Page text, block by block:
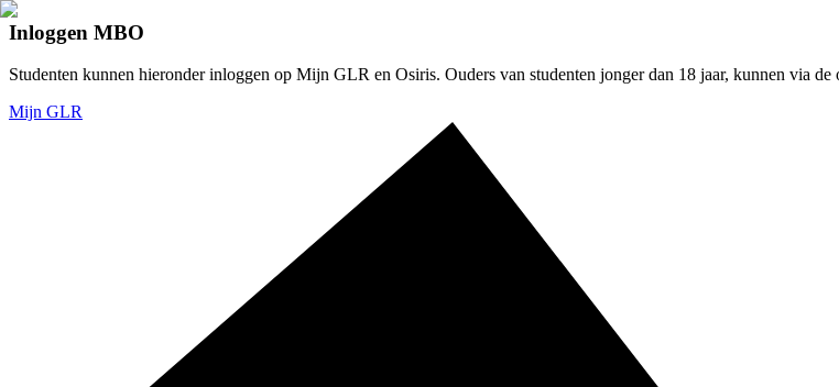
Inloggen MBO
Studenten kunnen hieronder inloggen op Mijn GLR en Osiris. Ouders van studenten jonger dan 18 jaar, kunnen via
Mijn GLR